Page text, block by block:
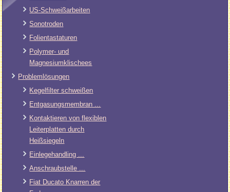
US-Schweißarbeiten
Sonotroden
Folientastaturen
Polymer- und
Magnesiumklischees
Problemlösungen
Kegelfilter schweißen
Entgasungsmembran ...
Kontaktieren von flexiblen
Leiterplatten durch
Heißsiegeln
Einlegehandling ...
Anschraubstelle ...
Fiat Ducato Knarren der